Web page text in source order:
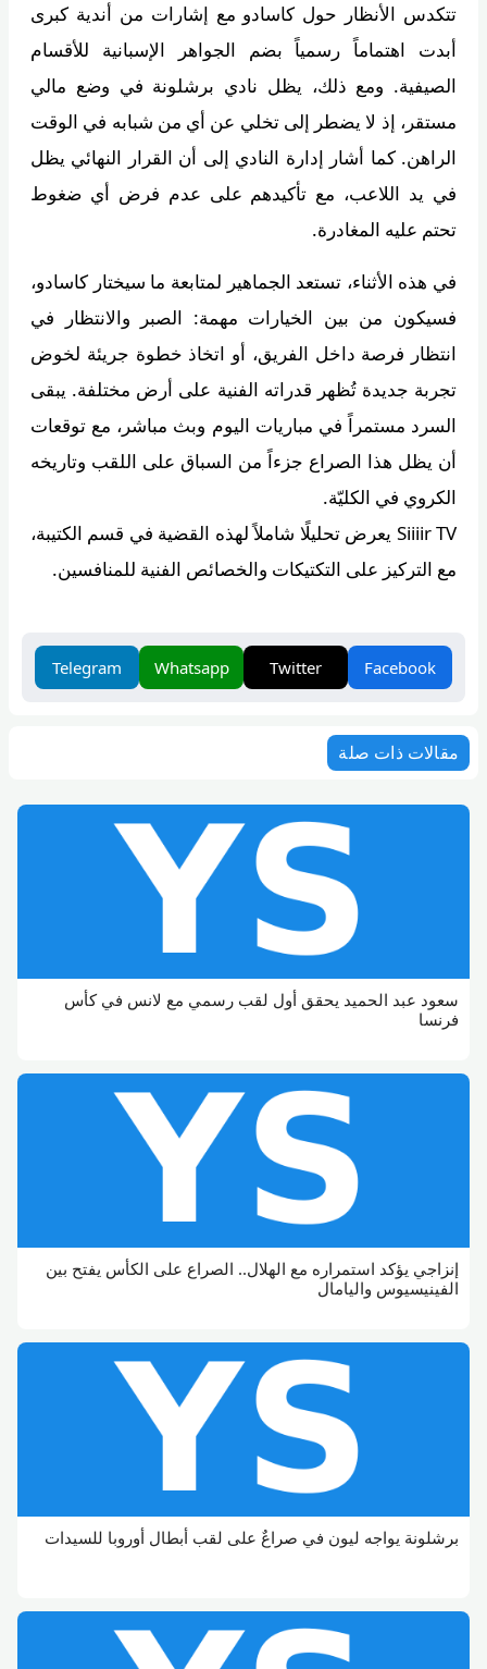
تتكدس الأنظار حول كاسادو مع إشارات من أندية كبرى
أبدت اهتماماً رسمياً بضم الجواهر الإسبانية للأقسام
الصيفية. ومع ذلك، يظل نادي برشلونة في وضع مالي
مستقر، إذ لا يضطر إلى تخلي عن أي من شبابه في الوقت
الراهن. كما أشار إدارة النادي إلى أن القرار النهائي يظل
في يد اللاعب، مع تأكيدهم على عدم فرض أي ضغوط
تحتم عليه المغادرة.
في هذه الأثناء، تستعد الجماهير لمتابعة ما سيختار كاسادو،
فسيكون من بين الخيارات مهمة: الصبر والانتظار في
انتظار فرصة داخل الفريق، أو اتخاذ خطوة جريئة لخوض
تجربة جديدة تُظهر قدراته الفنية على أرض مختلفة. يبقى
السرد مستمراً في مباريات اليوم وبث مباشر، مع توقعات
أن يظل هذا الصراع جزءاً من السباق على اللقب وتاريخه
الكروي في الكليّة.
Siiiir TV يعرض تحليلًا شاملاً لهذه القضية في قسم الكتيبة،
مع التركيز على التكتيكات والخصائص الفنية للمنافسين.
Facebook
Twitter
Whatsapp
Telegram
مقالات ذات صلة
سعود عبد الحميد يحقق أول لقب رسمي مع لانس في كأس
فرنسا
إنزاجي يؤكد استمراره مع الهلال.. الصراع على الكأس يفتح بين
الفينيسيوس واليامال
برشلونة يواجه ليون في صراعٌ على لقب أبطال أوروبا للسيدات